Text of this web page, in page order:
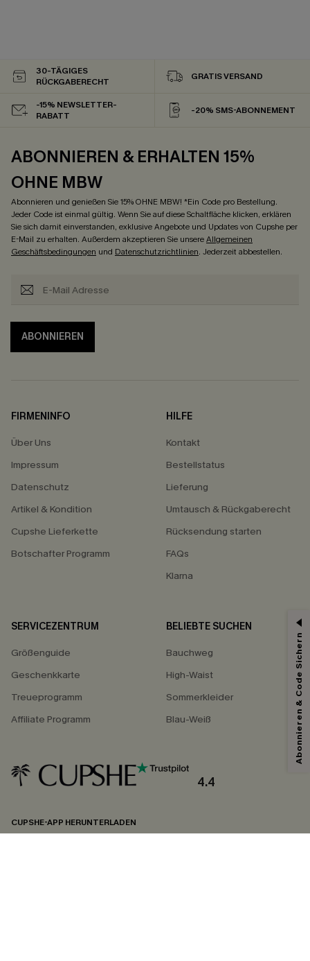
30-TÄGIGES
RÜCKGABERECHT
GRATIS VERSAND
-15% NEWSLETTER-
RABATT
-20% SMS-ABONNEMENT
ABONNIEREN & ERHALTEN 15%
OHNE MBW
Abonnieren und genießen Sie 15% OHNE MBW! *Ein Code pro Bestellung.
Jeder Code ist einmal gültig. Wenn Sie auf diese Schaltfläche klicken, erklären
Sie sich damit einverstanden, exklusive Angebote und Updates von Cupshe per
E-Mail zu erhalten. Außerdem akzeptieren Sie unsereAllgemeinen
Geschäftsbedingungen und Datenschutzrichtlinien. Jederzeit abbestellen.
ABONNIEREN
FIRMENINFO
Über Uns
Impressum
Datenschutz
Artikel & Kondition
Cupshe Lieferkette
Botschafter Programm
HILFE
Kontakt
Bestellstatus
Lieferung
Umtausch & Rückgaberecht
Rücksendung starten
FAQs
Klarna
SERVICEZENTRUM
Größenguide
Geschenkkarte
Treueprogramm
Affiliate Programm
BELIEBTE SUCHEN
Bauchweg
High-Waist
Sommerkleider
Blau-Weiß
4.4
CUPSHE-APP HERUNTERLADEN
Abonnieren & Code Sichern